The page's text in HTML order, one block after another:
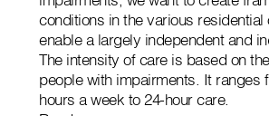
conditions in the various residential
enable a largely independent and
The intensity of care is based on
people with impairments. It ranges
hours a week to 24-hour care.